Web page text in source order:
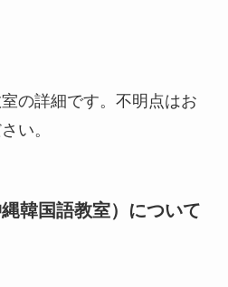
の詳細です。不明点はお
い。
韓国語教室）について